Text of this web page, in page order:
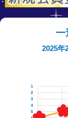
一
2025年
5
4
3
2
1